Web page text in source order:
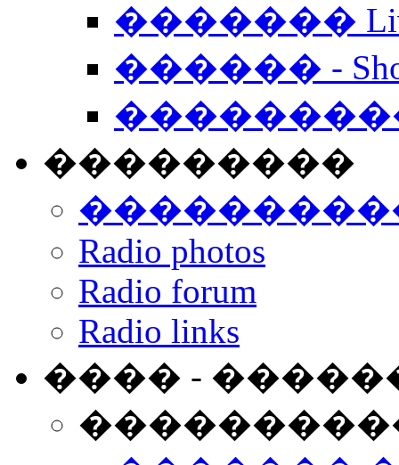
�������
������ -
���������
Radio photos
Radio forum
Radio links
���� -